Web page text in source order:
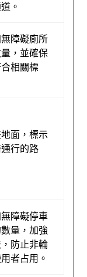
。
障礙廁所
，並確保
相關標
面，標示
行的路
障礙停車
量，加強
防止非輪
者占用。